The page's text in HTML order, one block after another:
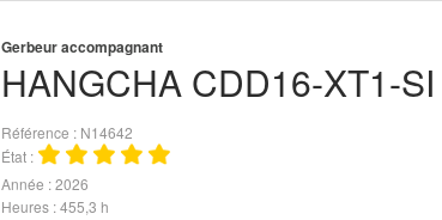
HANGCHA CDD16-XT1-SI
Gerbeur accompagnant
Référence
N14642
État
Année 2026
Heures 455,3 h